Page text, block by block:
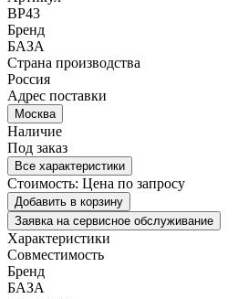
BP43
Бренд
БАЗА
Страна производства
Россия
Адрес поставки
Москва
Наличие
Под заказ
Все характеристики
Стоимость: Цена по запросу
Добавить в корзину
Заявка на сервисное обслуживание
Характеристики
Совместимость
Бренд
БАЗА